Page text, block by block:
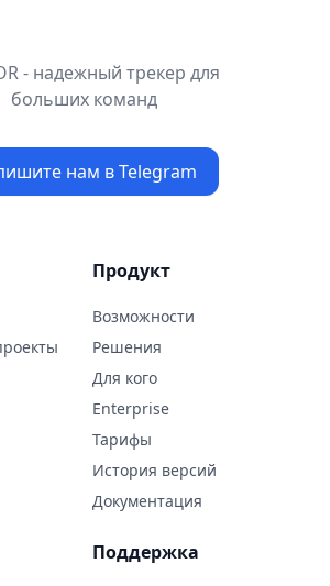
- надежный трекер для
больших команд
нам в Telegram
Продукт
Возможности
Решения
Для кого
Enterprise
Тарифы
История версий
Документация
Поддержка